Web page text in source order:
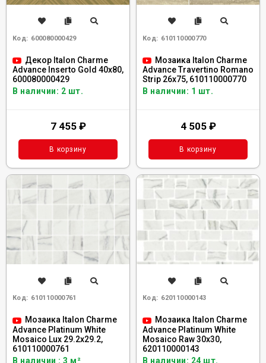
Код: 600080000429
Декор Italon Charme
Advance Inserto Gold 40x80,
600080000429
В наличии: 2 шт.
7 455 ₽
В корзину
Код: 610110000770
Мозаика Italon Charme
Advance Travertino Romano
Strip 26x75, 610110000770
В наличии: 1 шт.
4 505 ₽
В корзину
Код: 610110000761
Мозаика Italon Charme
Advance Platinum White
Mosaico Lux 29.2x29.2,
610110000761
В наличии : 3 м²
Код: 620110000143
Мозаика Italon Charme
Advance Platinum White
Mosaico Raw 30x30,
620110000143
В наличии: 24 шт.